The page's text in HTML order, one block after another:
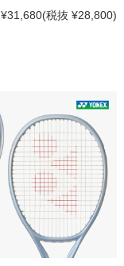
¥31,680(税抜 ¥28,800)